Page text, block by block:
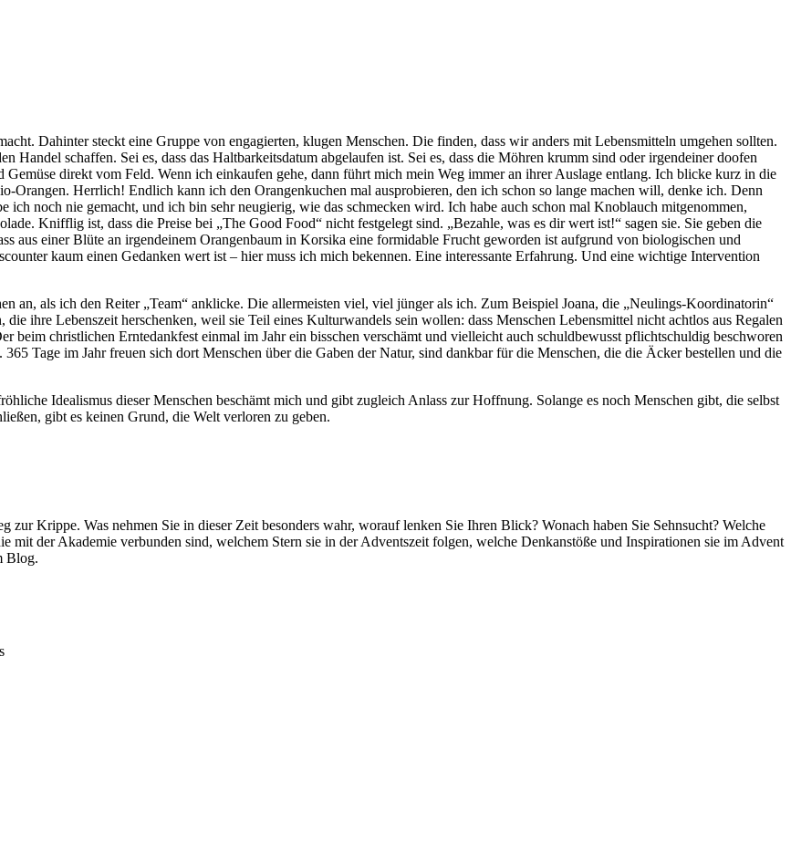
Dahinter steckt eine Gruppe von engagierten, klugen Menschen. Die finden, dass wir anders mit Lebensmitteln umgehen sollten.
Handel schaffen. Sei es, dass das Haltbarkeitsdatum abgelaufen ist. Sei es, dass die Möhren krumm sind oder irgendeiner doofen
direkt vom Feld. Wenn ich einkaufen gehe, dann führt mich mein Weg immer an ihrer Auslage entlang. Ich blicke kurz in die
Orangen. Herrlich! Endlich kann ich den Orangenkuchen mal ausprobieren, den ich schon so lange machen will, denke ich. Denn
ich noch nie gemacht, und ich bin sehr neugierig, wie das schmecken wird. Ich habe auch schon mal Knoblauch mitgenommen,
Knifflig ist, dass die Preise bei „The Good Food“ nicht festgelegt sind. „Bezahle, was es dir wert ist!“ sagen sie. Sie geben die
aus einer Blüte an irgendeinem Orangenbaum in Korsika eine formidable Frucht geworden ist aufgrund von biologischen und
kaum einen Gedanken wert ist – hier muss ich mich bekennen. Eine interessante Erfahrung. Und eine wichtige Intervention
an, als ich den Reiter „Team“ anklicke. Die allermeisten viel, viel jünger als ich. Zum Beispiel Joana, die „Neulings-Koordinatorin“
ihre Lebenszeit herschenken, weil sie Teil eines Kulturwandels sein wollen: dass Menschen Lebensmittel nicht achtlos aus Regalen
beim christlichen Erntedankfest einmal im Jahr ein bisschen verschämt und vielleicht auch schuldbewusst pflichtschuldig beschworen
Tage im Jahr freuen sich dort Menschen über die Gaben der Natur, sind dankbar für die Menschen, die die Äcker bestellen und die
Idealismus dieser Menschen beschämt mich und gibt zugleich Anlass zur Hoffnung. Solange es noch Menschen gibt, die selbst
gibt es keinen Grund, die Welt verloren zu geben.
Krippe. Was nehmen Sie in dieser Zeit besonders wahr, worauf lenken Sie Ihren Blick? Wonach haben Sie Sehnsucht? Welche
mit der Akademie verbunden sind, welchem Stern sie in der Adventszeit folgen, welche Denkanstöße und Inspirationen sie im Advent
Blog.